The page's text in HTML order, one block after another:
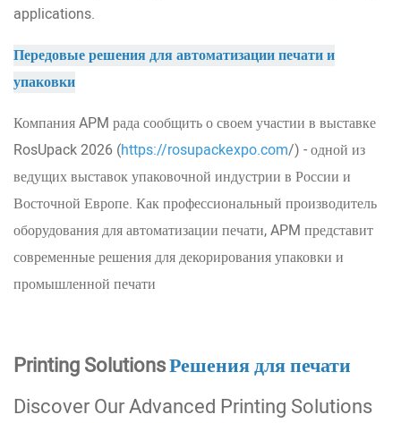
applications.
Передовые решения для автоматизации печати и
упаковки
Компания APM рада сообщить о своем участии в выставке
RosUpack 2026 (https://rosupackexpo.com/) - одной из
ведущих выставок упаковочной индустрии в России и
Восточной Европе. Как профессиональный производитель
оборудования для автоматизации печати, APM представит
современные решения для декорирования упаковки и
промышленной печати
Printing SolutionsРешения для печати
Discover Our Advanced Printing Solutions